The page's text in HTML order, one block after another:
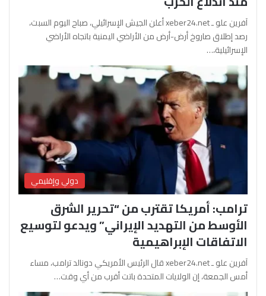
آفرين علو ـ xeber24.net أعلن الجيش الإسرائيلي، صباح اليوم السبت،
رصد إطلاق صاروخ أرض-أرض من الأراضي اليمنية باتجاه الأراضي
الإسرائيلية،…
دولي وإقليمي
ترامب: أمريكا تقترب من “تحرير الشرق
الأوسط من التهديد الإيراني” ويدعو لتوسيع
الاتفاقات الإبراهيمية
آفرين علو ـ xeber24.net قال الرئيس الأمريكي دونالد ترامب، مساء
أمس الجمعة، إن الولايات المتحدة باتت أقرب من أي وقت…